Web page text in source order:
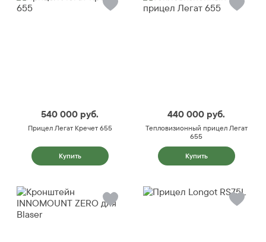
540 000 руб.
Прицел Легат Кречет 655
Купить
440 000 руб.
Тепловизионный прицел Легат
655
Купить